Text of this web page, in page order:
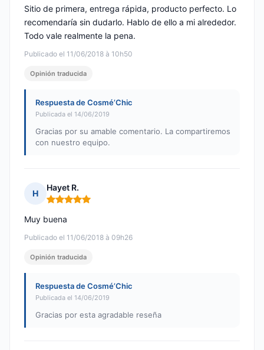
Publicado el 11/06/2018 à 10h50
Sitio de primera, entrega rápida, producto perfecto. Lo
recomendaría sin dudarlo. Hablo de ello a mi alrededor.
Todo vale realmente la pena.
Opinión traducida
Respuesta de Cosmé’Chic
Publicada el 14/06/2019
Gracias por su amable comentario. La compartiremos
con nuestro equipo.
H
Hayet R.
Nota: 5 de 5
Publicado el 11/06/2018 à 09h26
Muy buena
Opinión traducida
Respuesta de Cosmé’Chic
Publicada el 14/06/2019
Gracias por esta agradable reseña